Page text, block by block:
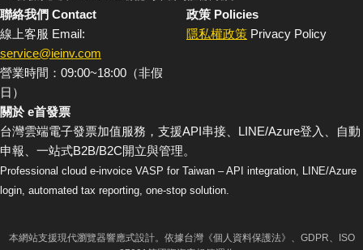
聯絡我們 Contact
線上客服 Email:
service@ieinv.com
營業時間：09:00~18:00（非假
日）
政策 Policies
隱私權政策 Privacy Policy
關於 e首發票
台灣雲端電子發票加值服務，支援API串接、LINE/Azure登入、自動
申報、一站式B2B/B2C開立與管理。
Professional cloud e-invoice VASP for Taiwan – API integration, LINE/Azure
login, automated tax reporting, one-stop solution.
本網站支援現代瀏覽器響應式設計。依據台灣《個人資料保護法》、GDPR、ISO